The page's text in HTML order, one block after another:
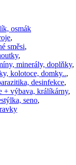
osmák
,
směsi,
,
minerály, doplňky,
kolotoce, domky..,
desinfekce,
+ výbava, králíkárny,
seno,